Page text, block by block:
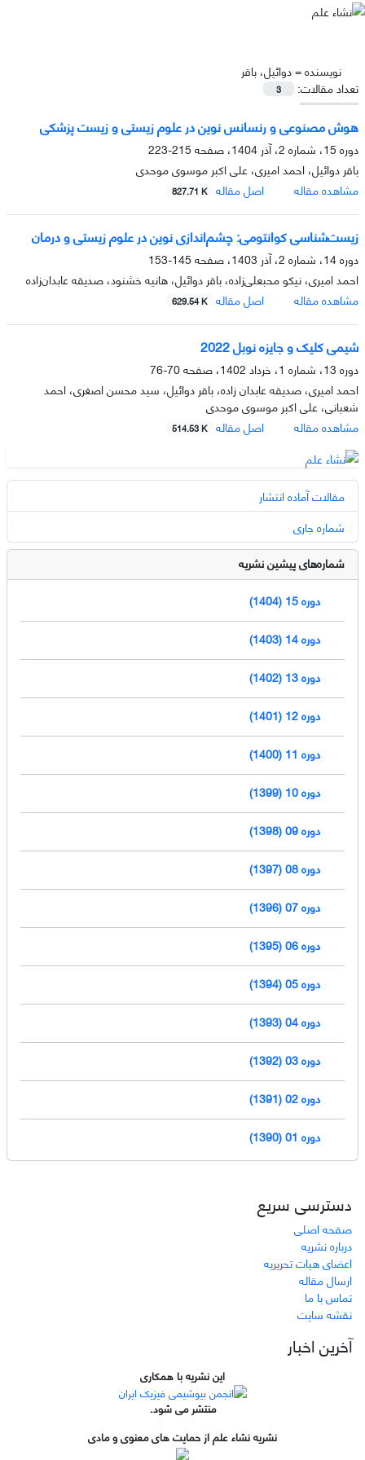
نویسنده =دوائیل، باقر
تعداد مقالات:
3
هوش مصنوعی و رنسانس نوین در علوم زیستی و زیست پزشکی
دوره 15، شماره 2، آذر 1404، صفحه
215-223
باقر دوائیل، احمد امیری، علی اکبر موسوی موحدی
مشاهده مقاله
اصل مقاله 827.71 K
زیست‌شناسی کوانتومی: چشم‌اندازی نوین در علوم زیستی و درمان
دوره 14، شماره 2، آذر 1403، صفحه
145-153
احمد امیری، نیکو محبعلی‌زاده، باقر دوائیل، هانیه خشنود، صدیقه عابدان‌زاده
مشاهده مقاله
اصل مقاله 629.54 K
شیمی کلیک و جایزه نوبل 2022
دوره 13، شماره 1، خرداد 1402، صفحه
70-76
احمد امیری، صدیقه عابدان زاده، باقر دوائیل، سید محسن اصغری، احمد
شعبانی، علی اکبر موسوی موحدی
مشاهده مقاله
اصل مقاله 514.53 K
مقالات آماده انتشار
شماره جاری
شماره‌های پیشین نشریه
دوره 15 (1404)
دوره 14 (1403)
دوره 13 (1402)
دوره 12 (1401)
دوره 11 (1400)
دوره 10 (1399)
دوره 09 (1398)
دوره 08 (1397)
دوره 07 (1396)
دوره 06 (1395)
دوره 05 (1394)
دوره 04 (1393)
دوره 03 (1392)
دوره 02 (1391)
دوره 01 (1390)
دسترسی سریع
صفحه اصلی
درباره نشریه
اعضای هیات تحریریه
ارسال مقاله
تماس با ما
نقشه سایت
آخرین اخبار
این نشریه با همکاری
منتشر می شود.
نشریه نشاء علم از حمایت های معنوی و مادی